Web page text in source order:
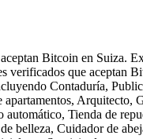
Bitcoin en Suiza.
verificados que aceptan
Contaduría,
Arquitecto,
automático, Tienda de
belleza, Cuidador de